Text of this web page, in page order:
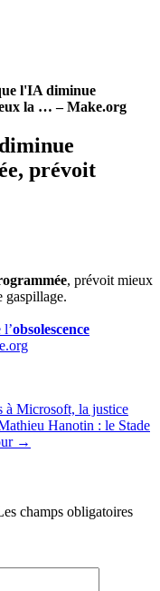
l'IA diminue
la … – Make.org
, prévoit
, prévoit mieux
gaspillage.
obsolescence
à Microsoft, la justice
Hanotin : le Stade
→
champs obligatoires